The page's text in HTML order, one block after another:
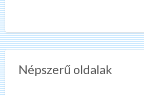
Népszerű oldalak